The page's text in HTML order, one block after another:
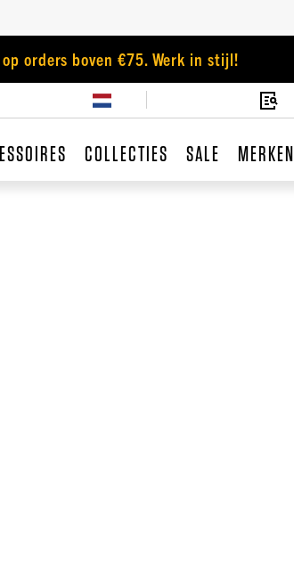
orders boven €75. Werk in stijl!
COLLECTIES SALE MERKEN